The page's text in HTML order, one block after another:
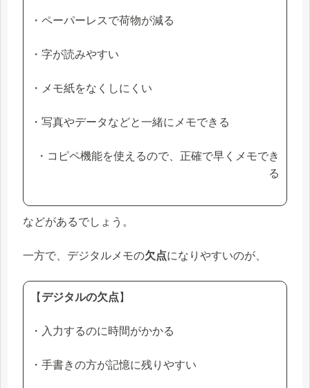
・ペーパーレスで荷物が減る
・字が読みやすい
・メモ紙をなくしにくい
・写真やデータなどと一緒にメモできる
・コピペ機能を使えるので、正確で早くメモでき
る
などがあるでしょう。
一方で、デジタルメモの欠点になりやすいのが、
【 デジタルの欠点 】
・入力するのに時間がかかる
・手書きの方が記憶に残りやすい